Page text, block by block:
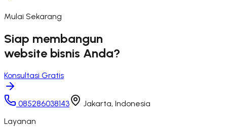
Mulai Sekarang
Siap membangun
website bisnis Anda?
Konsultasi Gratis
085286038143
Jakarta, Indonesia
Layanan